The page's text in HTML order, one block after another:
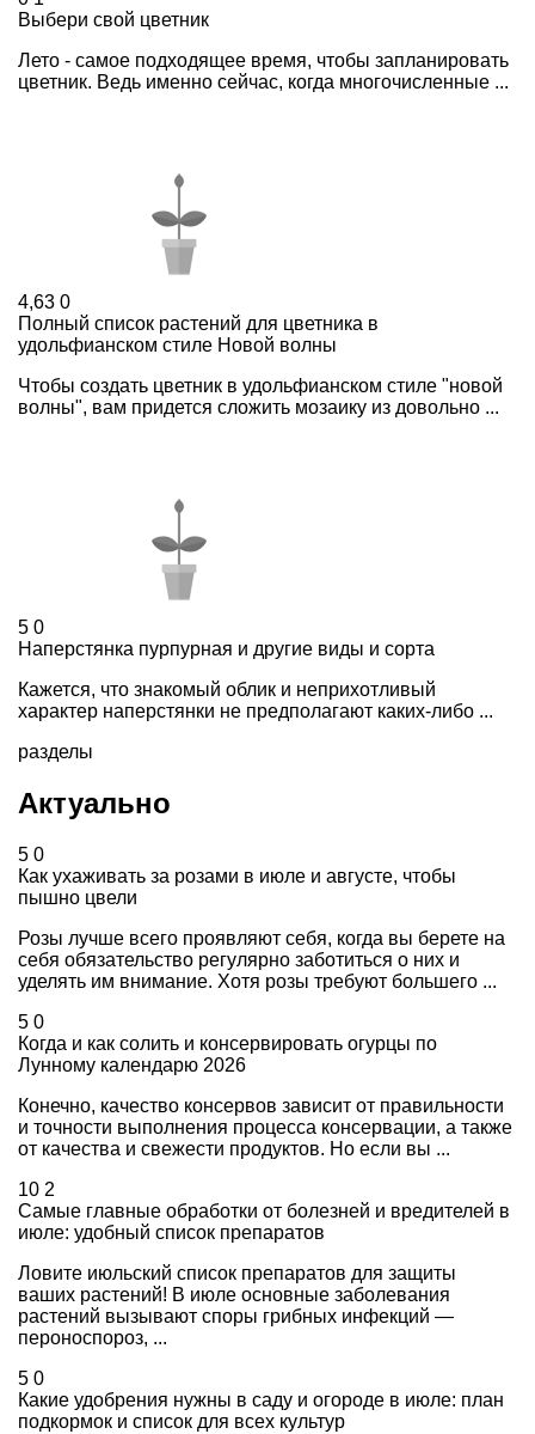
Выбери свой цветник
Лето - самое подходящее время, чтобы запланировать
цветник. Ведь именно сейчас, когда многочисленные ...
4,63 0
Полный список растений для цветника в
удольфианском стиле Новой волны
Чтобы создать цветник в удольфианском стиле "новой
волны", вам придется сложить мозаику из довольно ...
5 0
Наперстянка пурпурная и другие виды и сорта
Кажется, что знакомый облик и неприхотливый
характер наперстянки не предполагают каких-либо ...
разделы
Актуально
5 0
Как ухаживать за розами в июле и августе, чтобы
пышно цвели
Розы лучше всего проявляют себя, когда вы берете на
себя обязательство регулярно заботиться о них и
уделять им внимание. Хотя розы требуют большего ...
5 0
Когда и как солить и консервировать огурцы по
Лунному календарю 2026
Конечно, качество консервов зависит от правильности
и точности выполнения процесса консервации, а также
от качества и свежести продуктов. Но если вы ...
10 2
Самые главные обработки от болезней и вредителей в
июле: удобный список препаратов
Ловите июльский список препаратов для защиты
ваших растений! В июле основные заболевания
растений вызывают споры грибных инфекций —
пероноспороз, ...
5 0
Какие удобрения нужны в саду и огороде в июле: план
подкормок и список для всех культур